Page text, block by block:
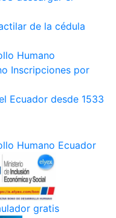
de la cédula
Humano
Inscripciones por
Ecuador desde 1533
Humano Ecuador
gratis